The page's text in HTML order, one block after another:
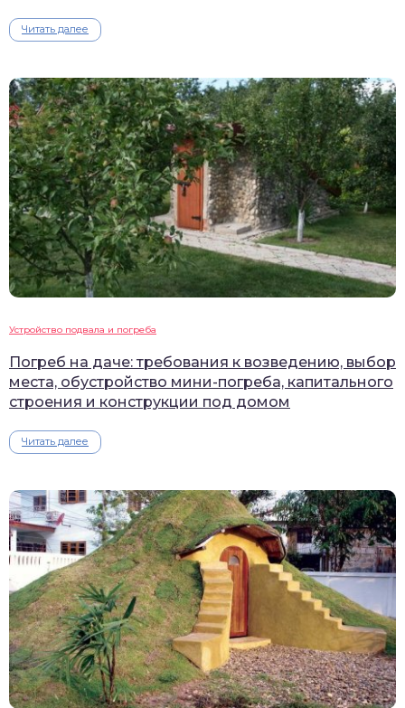
Читать далее
Устройство подвала и погреба
Погреб на даче: требования к возведению, выбор
места, обустройство мини-погреба, капитального
строения и конструкции под домом
Читать далее